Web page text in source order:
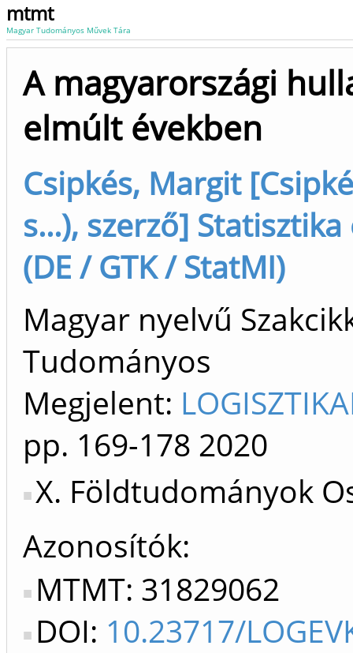
mtmt
Magyar Tudományos Művek Tára
A magyarországi
elmúlt években
Csipkés, Margit
s...), szerző]
(DE / GTK / StatMI)
Magyar nyelvű
Tudományos
Megjelent:
pp. 169-178 2020
X. Földtudományok
Azonosítók
MTMT: 31829062
DOI: 10.23717/